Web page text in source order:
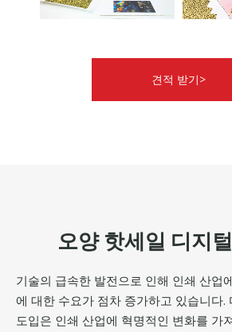
견적 받기>
오양 핫세일 디지
기술의 급속한 발전으로 인해 인쇄 산업
에 대한 수요가 점차 증가하고 있습니다.
도입은 인쇄 산업에 혁명적인 변화를 가